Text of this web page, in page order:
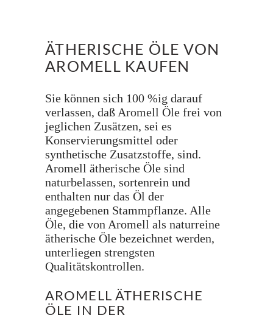
ÄTHERISCHE ÖLE VON
AROMELL KAUFEN
Sie können sich 100 %ig darauf
verlassen, daß Aromell Öle frei von
jeglichen Zusätzen, sei es
Konservierungsmittel oder
synthetische Zusatzstoffe, sind.
Aromell ätherische Öle sind
naturbelassen, sortenrein und
enthalten nur das Öl der
angegebenen Stammpflanze. Alle
Öle, die von Aromell als naturreine
ätherische Öle bezeichnet werden,
unterliegen strengsten
Qualitätskontrollen.
AROMELL ÄTHERISCHE
ÖLE IN DER